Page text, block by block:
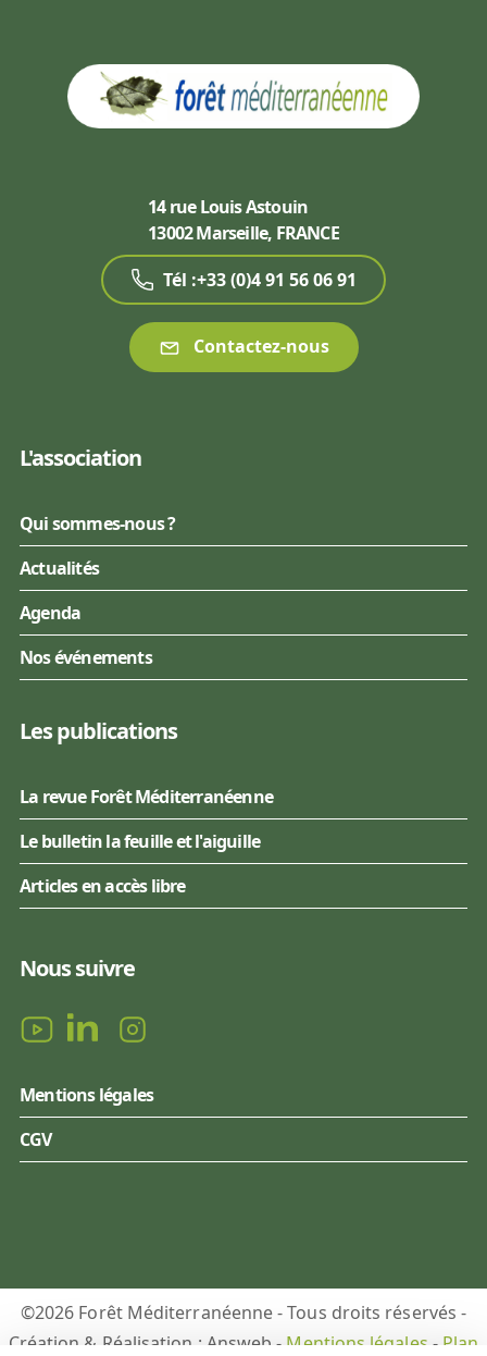
14 rue Louis Astouin
13002 Marseille, FRANCE
Tél :+33 (0)4 91 56 06 91
Contactez-nous
L'association
Qui sommes-nous ?
Actualités
Agenda
Nos événements
Les publications
La revue Forêt Méditerranéenne
Le bulletin la feuille et l'aiguille
Articles en accès libre
Nous suivre
Mentions légales
CGV
©2026 Forêt Méditerranéenne - Tous droits réservés -
Création & Réalisation : Answeb - Mentions légales - Plan